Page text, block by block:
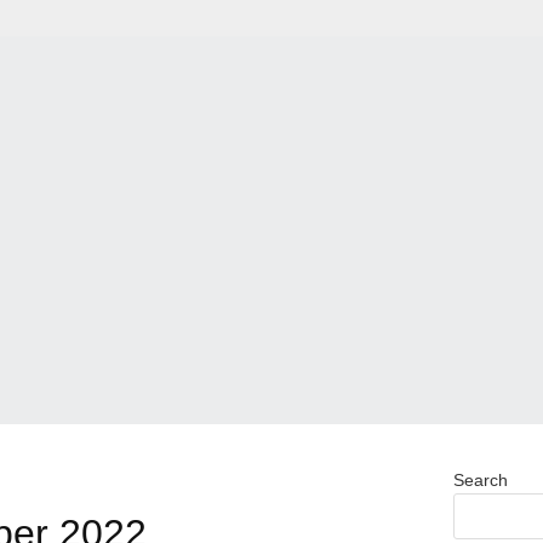
2022
Search